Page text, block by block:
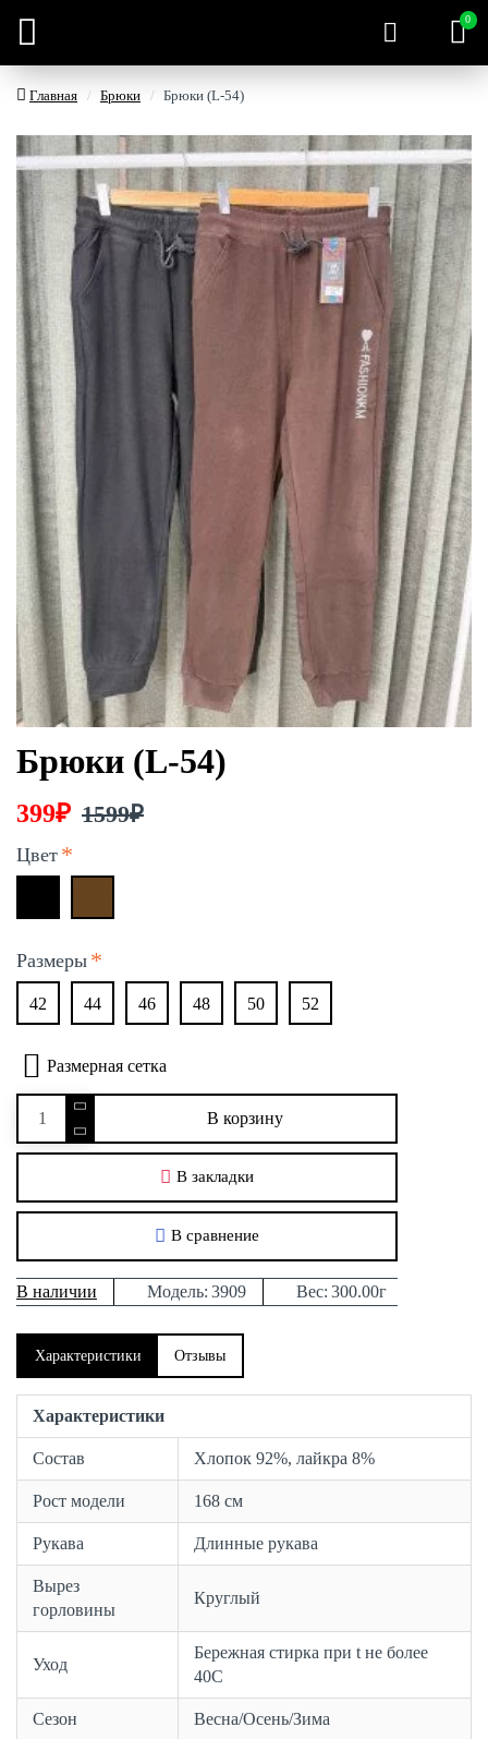
0
Главная Брюки Брюки (L-54)
Брюки (L-54)
В наличии Модель: 3909 Вес: 300.00г
399₽ 1599₽
Цвет
Размеры
42 44 46 48 50 52
В корзину
В закладки
В сравнение
Размерная сетка
Характеристики Отзывы
Характеристики
Состав Хлопок 92%, лайкра 8%
Рост модели 168 см
Рукава Длинные рукава
Вырез
горловины
Круглый
Уход
Бережная стирка при t не более
40С
Сезон Весна/Осень/Зима